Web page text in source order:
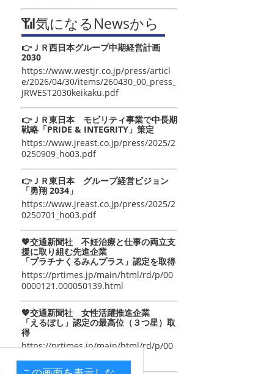
📶気になるNewsから
👉ＪＲ西日本グループ中期経営計画
2030
https://www.westjr.co.jp/press/articl
e/2026/04/30/items/260430_00_press_
JRWEST2030keikaku.pdf
👉ＪＲ東日本 モビリティ事業で中長期
戦略「PRIDE & INTEGRITY」策定
https://www.jreast.co.jp/press/2025/2
0250909_ho03.pdf
👉ＪＲ東日本 グループ経営ビジョン
「勇翔 2034」
https://www.jreast.co.jp/press/2025/2
0250701_ho03.pdf
💖交通新聞社 不妊治療と仕事の両立支
援に取り組む先進企業
「プラチナくるみんプラス」認定を取得
https://prtimes.jp/main/html/rd/p/00
0000121.000050139.html
💖交通新聞社 女性活躍推進企業
「えるぼし」認定の最高位（３つ星）取
得
https://prtimes.jp/main/html/rd/p/00